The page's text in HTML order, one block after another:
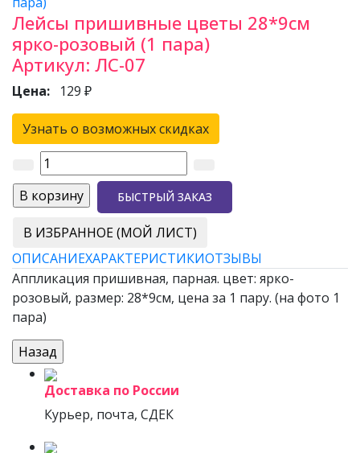
Лейсы пришивные цветы 28*9см
ярко-розовый (1 пара)
Артикул: ЛС-07
Цена: 129 ₽
Узнать о возможных скидках
БЫСТРЫЙ ЗАКАЗ
В ИЗБРАННОЕ (МОЙ ЛИСТ)
ОПИСАНИЕХАРАКТЕРИСТИКИОТЗЫВЫ
Аппликация пришивная, парная. цвет: ярко-
розовый, размер: 28*9см, цена за 1 пару. (на фото 1
пара)
Доставка по России
Курьер, почта, СДЕК